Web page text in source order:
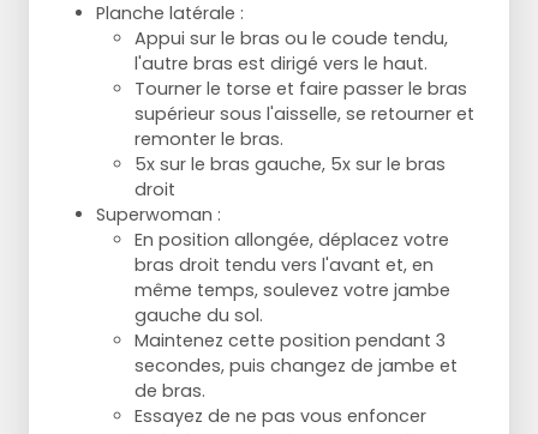
Planche latérale :
Appui sur le bras ou le coude tendu,
l'autre bras est dirigé vers le haut.
Tourner le torse et faire passer le bras
supérieur sous l'aisselle, se retourner et
remonter le bras.
5x sur le bras gauche, 5x sur le bras
droit
Superwoman :
En position allongée, déplacez votre
bras droit tendu vers l'avant et, en
même temps, soulevez votre jambe
gauche du sol.
Maintenez cette position pendant 3
secondes, puis changez de jambe et
de bras.
Essayez de ne pas vous enfoncer